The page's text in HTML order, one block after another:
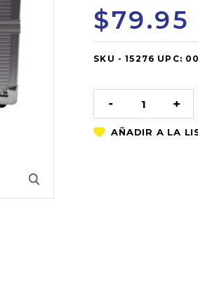
$79.95
OUT
STOCK
SKU - 15276 UPC:
DISMINUIR
LA
CANTIDAD:
LA